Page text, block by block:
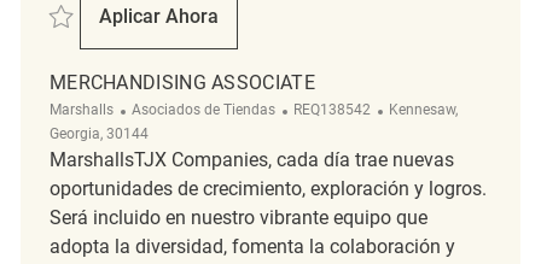
Salvar Merchandising Coordinator REQ142631
Aplicar Ahora
Merchandising Coordinator
MERCHANDISING ASSOCIATE
Marshalls Categoría
Asociados de Tiendas ReqId
REQ138542 Ubicación
Kennesaw,
Georgia, 30144
MarshallsTJX Companies, cada día trae nuevas
oportunidades de crecimiento, exploración y logros.
Será incluido en nuestro vibrante equipo que
adopta la diversidad, fomenta la colaboración y